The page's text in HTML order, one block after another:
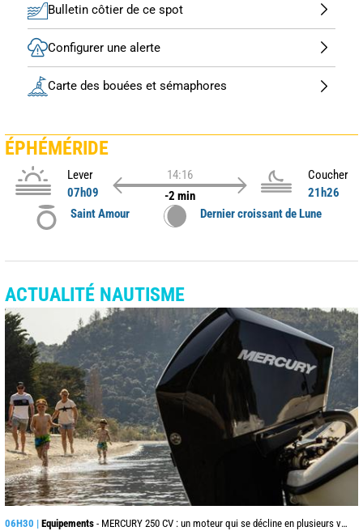
Bulletin côtier de ce spot
Configurer une alerte
Carte des bouées et sémaphores
ÉPHÉMÉRIDE
Lever
07h09
14:16
-2 min
Coucher
21h26
Saint Amour
Dernier croissant de Lune
ACTUALITÉ NAUTISME
06H30 | Equipements - MERCURY 250 CV : un moteur qui se décline en plusieurs versions suivant l’utilisation